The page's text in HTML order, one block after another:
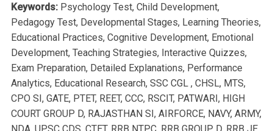
Keywords: Psychology Test, Child Development,
Pedagogy Test, Developmental Stages, Learning Theories,
Educational Practices, Cognitive Development, Emotional
Development, Teaching Strategies, Interactive Quizzes,
Exam Preparation, Detailed Explanations, Performance
Analytics, Educational Research, SSC CGL , CHSL, MTS,
CPO SI, GATE, PTET, REET, CCC, RSCIT, PATWARI, HIGH
COURT GROUP D, RAJASTHAN SI, AIRFORCE, NAVY, ARMY,